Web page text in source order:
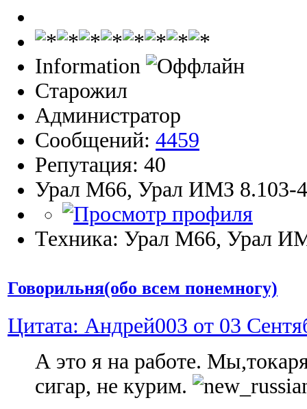
Information
Старожил
Администратор
Сообщений: 4459
Репутация: 40
Урал М66, Урал ИМЗ 8.103-
Техника: Урал М66, Урал
Говорильня(обо всем понемногу)
Цитата: Андрей003 от 03
А это я на работе.
сигар, не курим.